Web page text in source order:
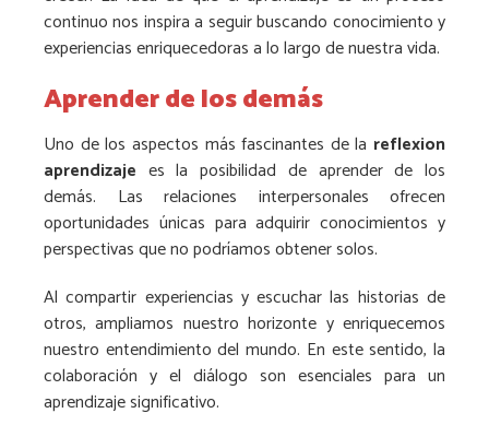
continuo nos inspira a seguir buscando conocimiento y
experiencias enriquecedoras a lo largo de nuestra vida.
Aprender de los demás
Uno de los aspectos más fascinantes de la reflexion
aprendizaje es la posibilidad de aprender de los
demás. Las relaciones interpersonales ofrecen
oportunidades únicas para adquirir conocimientos y
perspectivas que no podríamos obtener solos.
Al compartir experiencias y escuchar las historias de
otros, ampliamos nuestro horizonte y enriquecemos
nuestro entendimiento del mundo. En este sentido, la
colaboración y el diálogo son esenciales para un
aprendizaje significativo.